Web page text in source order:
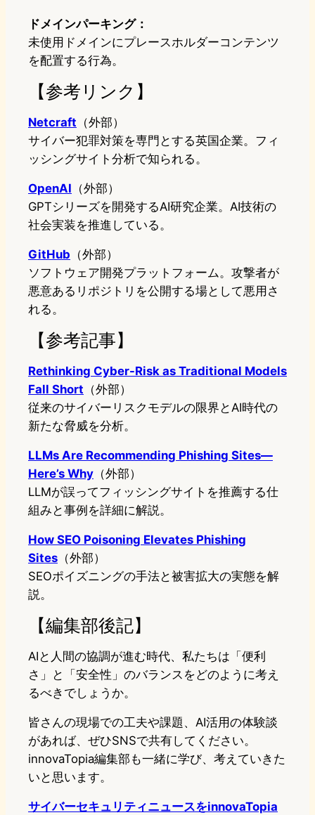
ドメインパーキング：
未使用ドメインにプレースホルダーコンテンツ
を配置する行為。
【参考リンク】
Netcraft （外部）
サイバー犯罪対策を専門とする英国企業。フィ
ッシングサイト分析で知られる。
OpenAI （外部）
GPTシリーズを開発するAI研究企業。AI技術の
社会実装を推進している。
GitHub （外部）
ソフトウェア開発プラットフォーム。攻撃者が
悪意あるリポジトリを公開する場として悪用さ
れる。
【参考記事】
Rethinking Cyber-Risk as Traditional Models
Fall Short （外部）
従来のサイバーリスクモデルの限界とAI時代の
新たな脅威を分析。
LLMs Are Recommending Phishing Sites—
Here’s Why （外部）
LLMが誤ってフィッシングサイトを推薦する仕
組みと事例を詳細に解説。
How SEO Poisoning Elevates Phishing
Sites （外部）
SEOポイズニングの手法と被害拡大の実態を解
説。
【編集部後記】
AIと人間の協調が進む時代、私たちは「便利
さ」と「安全性」のバランスをどのように考え
るべきでしょうか。
皆さんの現場での工夫や課題、AI活用の体験談
があれば、ぜひSNSで共有してください。
innovaTopia編集部も一緒に学び、考えていきた
いと思います。
サイバーセキュリティニュースをinnovaTopia